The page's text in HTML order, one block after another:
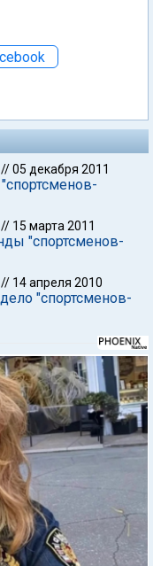
//05 декабря 2011
// 15 марта 2011
"спортсменов-
// 14 апреля 2010
"спортсменов-